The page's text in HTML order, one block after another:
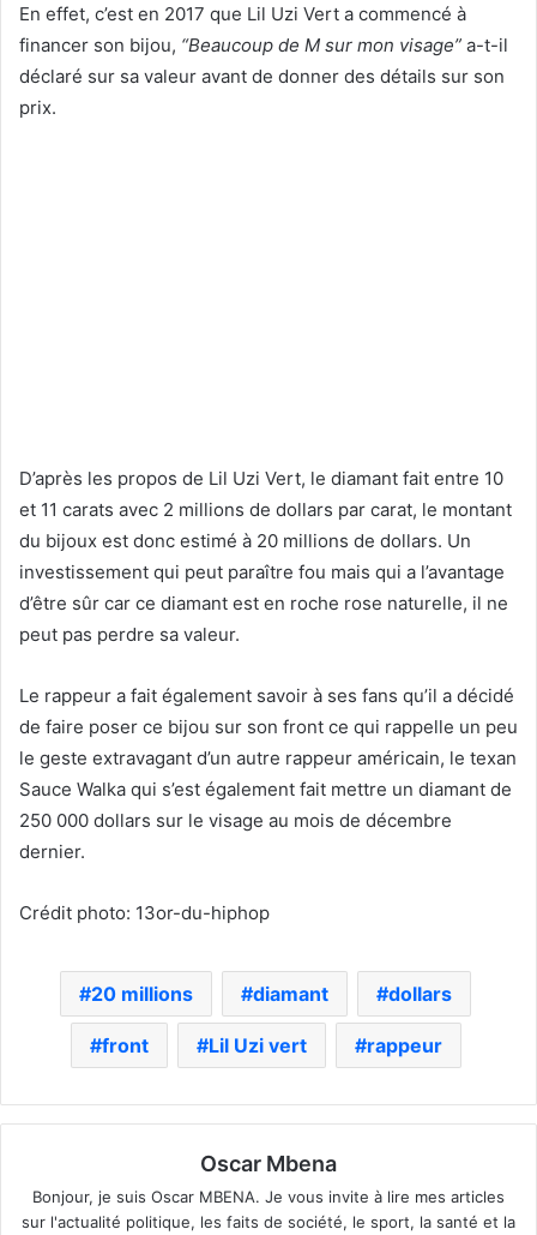
En effet, c’est en 2017 que Lil Uzi Vert a commencé à
financer son bijou, “Beaucoup de M sur mon visage” a-t-il
déclaré sur sa valeur avant de donner des détails sur son
prix.
D’après les propos de Lil Uzi Vert, le diamant fait entre 10
et 11 carats avec 2 millions de dollars par carat, le montant
du bijoux est donc estimé à 20 millions de dollars. Un
investissement qui peut paraître fou mais qui a l’avantage
d’être sûr car ce diamant est en roche rose naturelle, il ne
peut pas perdre sa valeur.
Le rappeur a fait également savoir à ses fans qu’il a décidé
de faire poser ce bijou sur son front ce qui rappelle un peu
le geste extravagant d’un autre rappeur américain, le texan
Sauce Walka qui s’est également fait mettre un diamant de
250 000 dollars sur le visage au mois de décembre
dernier.
Crédit photo: 13or-du-hiphop
20 millions diamant dollars
front Lil Uzi vert rappeur
Oscar Mbena
Bonjour, je suis Oscar MBENA. Je vous invite à lire mes articles
sur l'actualité politique, les faits de société, le sport, la santé et la